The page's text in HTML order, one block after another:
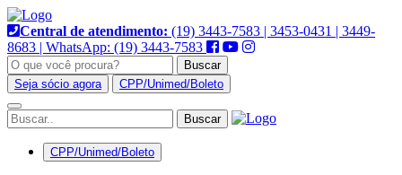
Pular
para
o
conteúdo
Central de atendimento: (19) 3443-7583 | 3453-0431 | 3449-
8683 | WhatsApp: (19) 3443-7583
Buscar
Seja sócio agora
CPP/Unimed/Boleto
Alternar
navegação
CPP/Unimed/Boleto